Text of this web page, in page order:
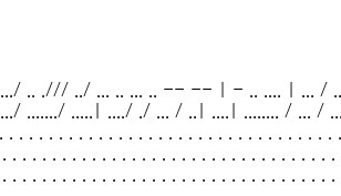
.. ./// ../ ... .. ... .. -- -- | - .. .... | ... / ..
......./ .....| ..../ ./ ... / ..| ....| ........ / ... /
. . . . . . . . . . . . . . . . . . . . . . . . . . . . . . . .
. . . . . . . . . . . . . . . . . . . . . . . . . . . . . . .
. . . . . . . . . . . . . . . . . . . . . . . . . . . . . . .